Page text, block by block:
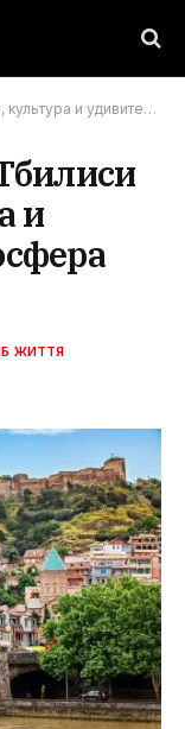
атмосфера Кавказа
и
ЖИТТЯ